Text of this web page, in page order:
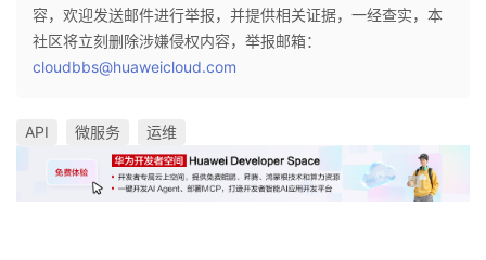
容，欢迎发送邮件进行举报，并提供相关证据，一经查实，本
社区将立刻删除涉嫌侵权内容，举报邮箱：
cloudbbs@huaweicloud.com
API 微服务 运维